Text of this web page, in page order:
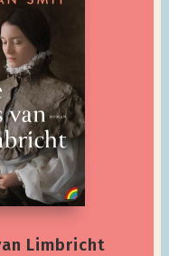
Limbricht